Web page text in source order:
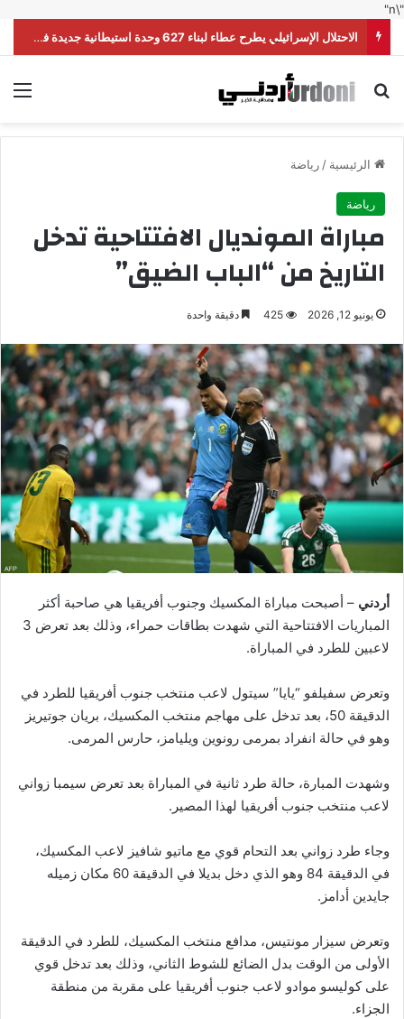
"\n"
الاحتلال الإسرائيلي يطرح عطاء لبناء 627 وحدة استيطانية جديدة في القدس
بحث عن
الرئيسية /رياضة
رياضة
مباراة المونديال الافتتاحية تدخل
التاريخ من “الباب الضيق”
يونيو 12, 2026 425 دقيقة واحدة
أردني – أصبحت مباراة المكسيك وجنوب أفريقيا هي صاحبة أكثر
المباريات الافتتاحية التي شهدت بطاقات حمراء، وذلك بعد تعرض 3
لاعبين للطرد في المباراة.
وتعرض سفيلفو “يايا” سيتول لاعب منتخب جنوب أفريقيا للطرد في
الدقيقة 50، بعد تدخل على مهاجم منتخب المكسيك، بريان جوتيريز
وهو في حالة انفراد بمرمى رونوين ويليامز، حارس المرمى.
وشهدت المبارة، حالة طرد ثانية في المباراة بعد تعرض سيمبا زواني
لاعب منتخب جنوب أفريقيا لهذا المصير.
وجاء طرد زواني بعد التحام قوي مع ماتيو شافيز لاعب المكسيك،
في الدقيقة 84 وهو الذي دخل بديلا في الدقيقة 60 مكان زميله
جايدين أدامز.
وتعرض سيزار مونتيس، مدافع منتخب المكسيك، للطرد في الدقيقة
الأولى من الوقت بدل الضائع للشوط الثاني، وذلك بعد تدخل قوي
على كوليسو موادو لاعب جنوب أفريقيا على مقربة من منطقة
الجزاء.